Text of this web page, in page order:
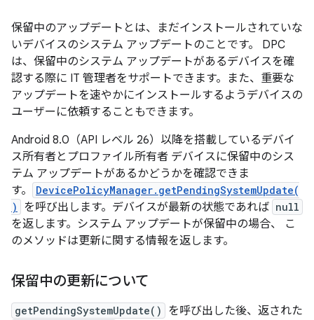
保留中のアップデートとは、まだインストールされていな
いデバイスのシステム アップデートのことです。 DPC
は、保留中のシステム アップデートがあるデバイスを確
認する際に IT 管理者をサポートできます。また、重要な
アップデートを速やかにインストールするようデバイスの
ユーザーに依頼することもできます。
Android 8.0（API レベル 26）以降を搭載しているデバイ
ス所有者とプロファイル所有者 デバイスに保留中のシス
テム アップデートがあるかどうかを確認できま
す。
DevicePolicyManager.getPendingSystemUpdate(
)
を呼び出します。デバイスが最新の状態であれば null
を返します。システム アップデートが保留中の場合、 こ
のメソッドは更新に関する情報を返します。
保留中の更新について
getPendingSystemUpdate() を呼び出した後、返された